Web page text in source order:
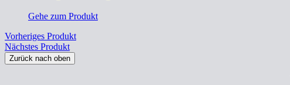
Gehe zum Produkt
Vorheriges Produkt
Nächstes Produkt
Zurück nach oben